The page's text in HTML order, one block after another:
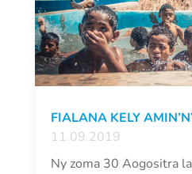
FIALANA KELY
11.09.2019
Ny zoma 30 Aogositra